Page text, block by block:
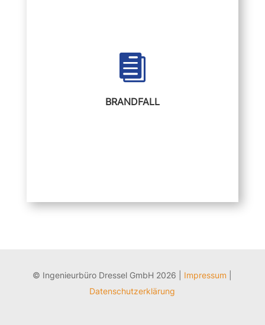
Flächenkorrosion
Mulden und Lochkorrosion

BRANDFALL
© Ingenieurbüro Dressel GmbH 2026 | Impressum
Datenschutzerklärung